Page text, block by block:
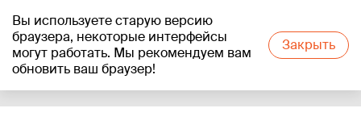
Вы используете старую версию
браузера, некоторые интерфейсы
могут работать. Мы рекомендуем вам
обновить ваш браузер!
Закрыть
+21°C